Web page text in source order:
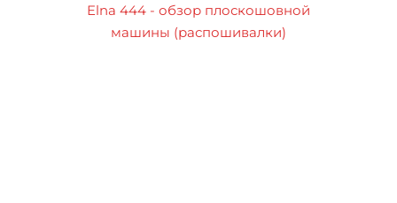
Elna 444 - обзор плоскошовной
машины (распошивалки)